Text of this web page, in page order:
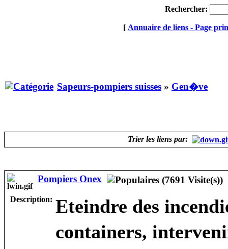
Rechercher:
[ Annuaire de liens - Page
Sapeurs-pompiers suisses » Gen�ve
Trier les liens par:
Pompiers Onex
Description: Eteindre des
containers,